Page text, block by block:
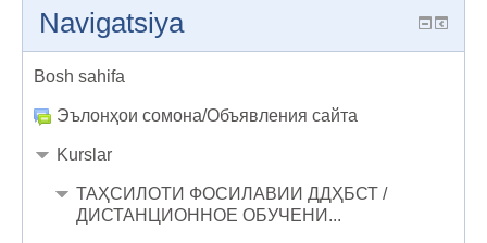
Navigatsiya
Bosh sahifa
Эълонҳои сомона/Объявления сайта
Kurslar
ТАҲСИЛОТИ ФОСИЛАВИИ ДДҲБСТ /
ДИСТАНЦИОННОЕ ОБУЧЕНИ...